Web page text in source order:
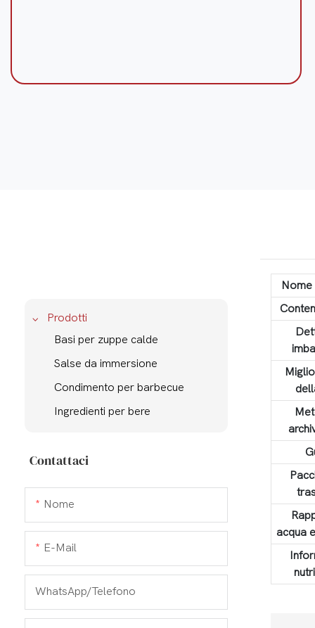
acqua
Prodotti
Basi per zuppe calde
Salse da immersione
Condimento per barbecue
Ingredienti per bere
Contattaci
Nome
E-Mail
WhatsApp/Telefono